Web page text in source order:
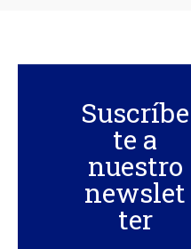
Suscríbe
te a
nuestro
newslet
ter